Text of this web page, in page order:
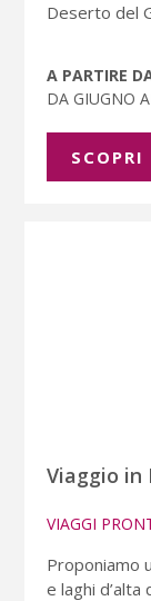
Deserto del
A PARTIRE
DA GIUGNO
Viaggio in
VIAGGI
Proponiamo
e laghi d’alta